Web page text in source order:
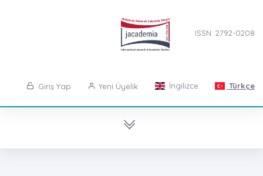
ISSN: 2792-0208
Giriş Yap Yeni Üyelik İngilizce Türkçe